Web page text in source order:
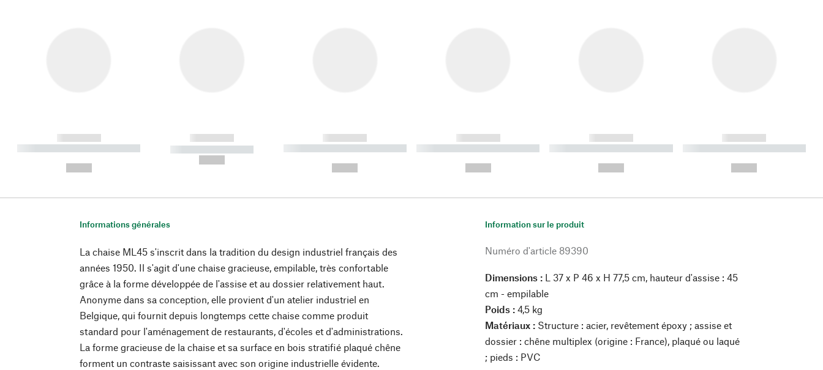
------------
----------- ----------- ----------
------------
----------- -----------
------------
----------- ----------- ----------
------------
----------- ----------- ----------
------------
----------- ----------- ----------
------------
----------- ----------- ----------
Informations générales
La chaise ML45 s'inscrit dans la tradition du design industriel français des
années 1950. Il s'agit d'une chaise gracieuse, empilable, très confortable
grâce à la forme développée de l'assise et au dossier relativement haut.
Anonyme dans sa conception, elle provient d'un atelier industriel en
Belgique, qui fournit depuis longtemps cette chaise comme produit
standard pour l'aménagement de restaurants, d'écoles et d'administrations.
La forme gracieuse de la chaise et sa surface en bois stratifié plaqué chêne
forment un contraste saisissant avec son origine industrielle évidente.
Information sur le produit
Numéro d'article 89390
Dimensions : L 37 x P 46 x H 77,5 cm, hauteur d'assise : 45
cm - empilable
Poids : 4,5 kg
Matériaux : Structure : acier, revêtement époxy ; assise et
dossier : chêne multiplex (origine : France), plaqué ou laqué
; pieds : PVC